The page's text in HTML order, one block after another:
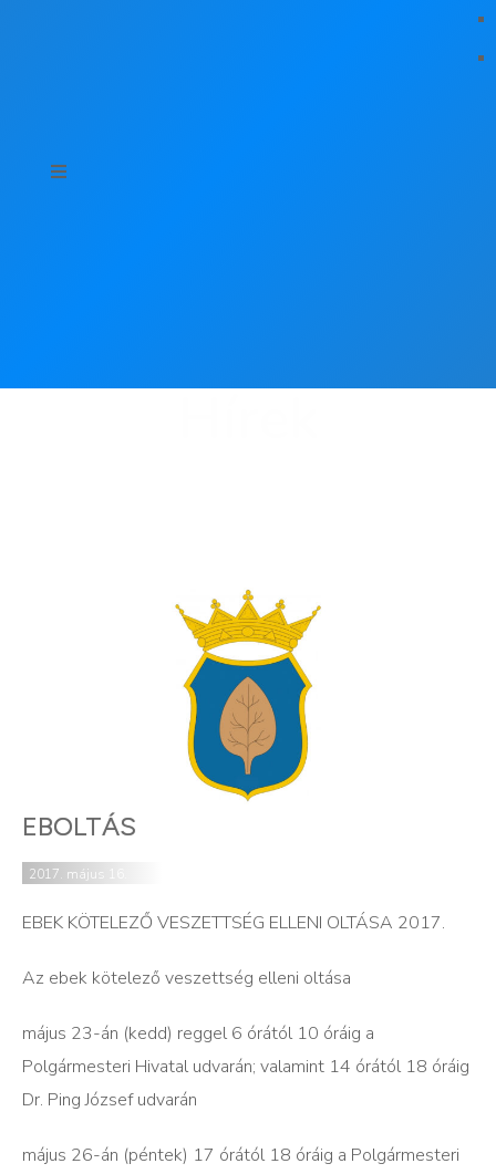
EBOLTÁS
2017. május 16.
EBEK KÖTELEZŐ VESZETTSÉG ELLENI OLTÁSA 2017.
Az ebek kötelező veszettség elleni oltása
május 23-án (kedd) reggel 6 órától 10 óráig a
Polgármesteri Hivatal udvarán; valamint 14 órától 18 óráig
Dr. Ping József udvarán
május 26-án (péntek) 17 órától 18 óráig a Polgármesteri